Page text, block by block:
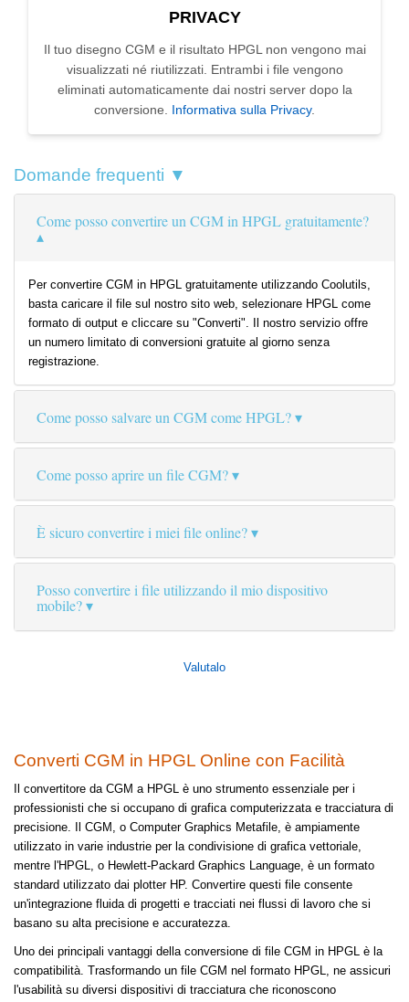
PRIVACY
Il tuo disegno CGM e il risultato HPGL non vengono mai
visualizzati né riutilizzati. Entrambi i file vengono
eliminati automaticamente dai nostri server dopo la
conversione. Informativa sulla Privacy.
Domande frequenti ▼
Come posso convertire un CGM in HPGL gratuitamente?
Per convertire CGM in HPGL gratuitamente utilizzando Coolutils,
basta caricare il file sul nostro sito web, selezionare HPGL come
formato di output e cliccare su "Converti". Il nostro servizio offre
un numero limitato di conversioni gratuite al giorno senza
registrazione.
Come posso salvare un CGM come HPGL?
Come posso aprire un file CGM?
È sicuro convertire i miei file online?
Posso convertire i file utilizzando il mio dispositivo
mobile?
Valutalo
Converti CGM in HPGL Online con Facilità
Il convertitore da CGM a HPGL è uno strumento essenziale per i
professionisti che si occupano di grafica computerizzata e tracciatura di
precisione. Il CGM, o Computer Graphics Metafile, è ampiamente
utilizzato in varie industrie per la condivisione di grafica vettoriale,
mentre l'HPGL, o Hewlett-Packard Graphics Language, è un formato
standard utilizzato dai plotter HP. Convertire questi file consente
un'integrazione fluida di progetti e tracciati nei flussi di lavoro che si
basano su alta precisione e accuratezza.
Uno dei principali vantaggi della conversione di file CGM in HPGL è la
compatibilità. Trasformando un file CGM nel formato HPGL, ne assicuri
l'usabilità su diversi dispositivi di tracciatura che riconoscono